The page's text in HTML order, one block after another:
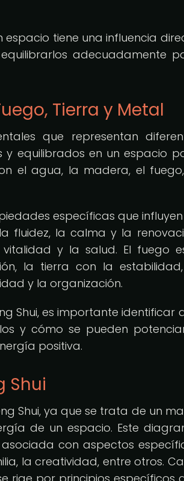
espacio tiene una influencia
adecuadamente
Tierra y Metal
que representan
equilibrados en un espacio
el agua, la madera, el
específicas que
fluidez, la calma y la
y la salud. El fuego
la tierra con la
y la organización.
Shui, es importante identificar
y cómo se pueden
positiva.
Shui
Shui, ya que se trata de un
de un espacio. Este
con aspectos
la creatividad, entre otros.